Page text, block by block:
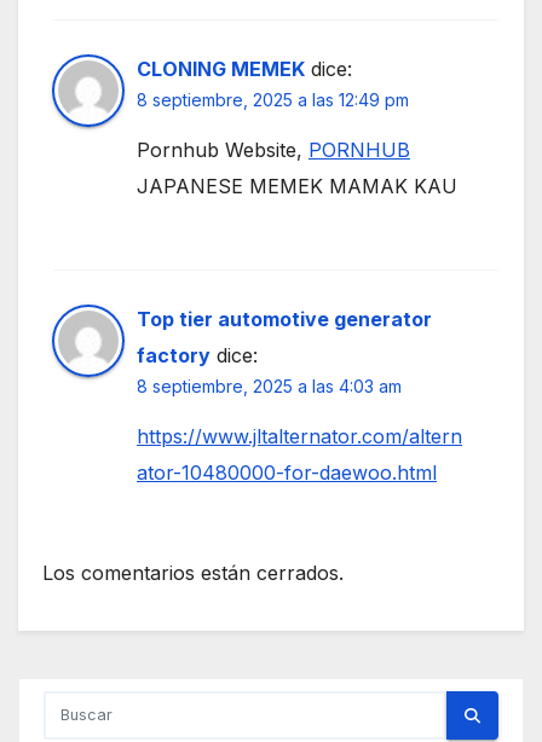
CLONING MEMEK dice:
8 septiembre, 2025 a las 12:49 pm
Pornhub Website, PORNHUB
JAPANESE MEMEK MAMAK KAU
Top tier automotive generator
factory dice:
8 septiembre, 2025 a las 4:03 am
https://www.jltalternator.com/altern
ator-10480000-for-daewoo.html
Los comentarios están cerrados.